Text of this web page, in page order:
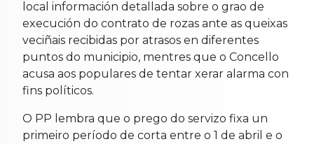
local información detallada sobre o grao de
execución do contrato de rozas ante as queixas
veciñais recibidas por atrasos en diferentes
puntos do municipio, mentres que o Concello
acusa aos populares de tentar xerar alarma con
fins políticos.
O PP lembra que o prego do servizo fixa un
primeiro período de corta entre o 1 de abril e o